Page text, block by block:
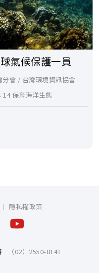
氣候保護一員
分會 / 台灣環境資訊協會
14 保育海洋生態
（02）2550-8141
隱私權政策